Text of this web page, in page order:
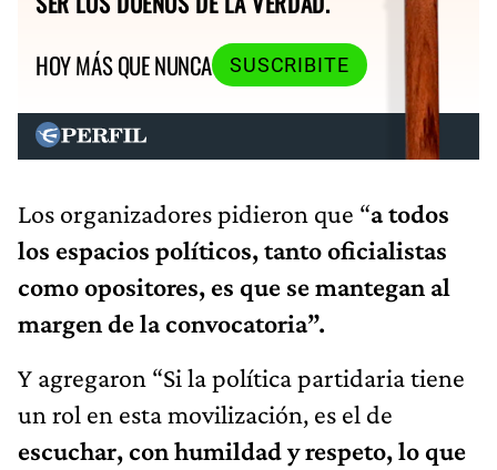
HOY MÁS QUE NUNCA
SUSCRIBITE
Los organizadores pidieron que “a todos
los espacios políticos, tanto oficialistas
como opositores, es que se mantegan al
margen de la convocatoria”.
Y agregaron “Si la política partidaria tiene
un rol en esta movilización, es el de
escuchar, con humildad y respeto, lo que